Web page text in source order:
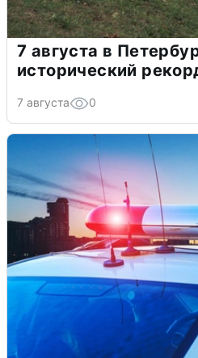
7 августа в
исторический
7 августа 0